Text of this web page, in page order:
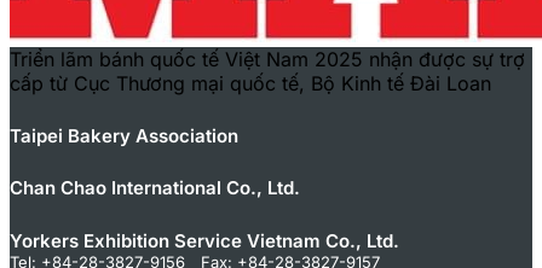
Triển lãm bánh quốc tế Việt Nam 2025 nhận được sự trợ
cấp từ Cục Thương mại quốc tế, Bộ Kinh tế Đài Loan
Taipei Bakery Association
Chan Chao International Co., Ltd.
Yorkers Exhibition Service Vietnam Co., Ltd.
Tel: +84-28-3827-9156 Fax: +84-28-3827-9157